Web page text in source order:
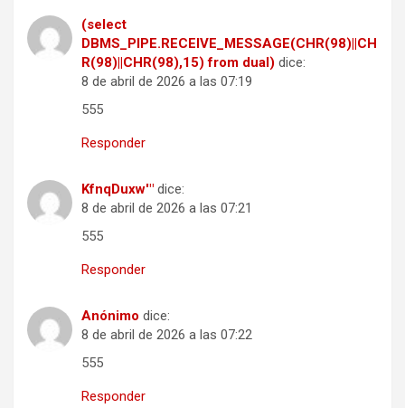
(select
DBMS_PIPE.RECEIVE_MESSAGE(CHR(98)||CH
R(98)||CHR(98),15) from dual) dice:
8 de abril de 2026 a las 07:19
555
Responder
KfnqDuxw'" dice:
8 de abril de 2026 a las 07:21
555
Responder
Anónimo dice:
8 de abril de 2026 a las 07:22
555
Responder